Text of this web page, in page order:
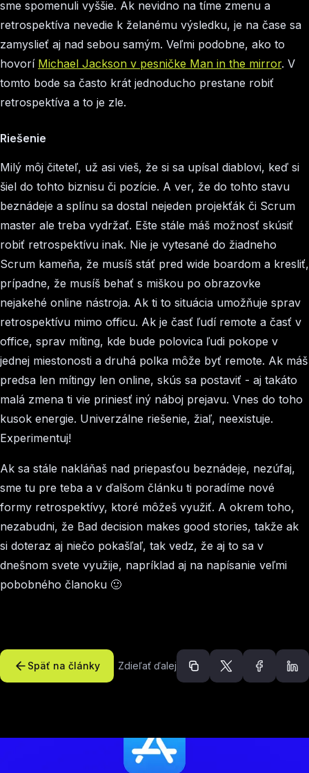
sme spomenuli vyššie. Ak nevidno na tíme zmenu a
retrospektíva nevedie k želanému výsledku, je na čase sa
zamyslieť aj nad sebou samým. Veľmi podobne, ako to
hovorí Michael Jackson v pesničke Man in the mirror. V
tomto bode sa často krát jednoducho prestane robiť
retrospektíva a to je zle.
Riešenie
Milý môj čiteteľ, už asi vieš, že si sa upísal diablovi, keď si
šiel do tohto biznisu či pozície. A ver, že do tohto stavu
beznádeje a splínu sa dostal nejeden projekťák či Scrum
master ale treba vydržať. Ešte stále máš možnosť skúsiť
robiť retrospektívu inak. Nie je vytesané do žiadneho
Scrum kameňa, že musíš stáť pred wide boardom a kresliť,
prípadne, že musíš behať s miškou po obrazovke
nejakehé online nástroja. Ak ti to situácia umožňuje sprav
retrospektívu mimo officu. Ak je časť ľudí remote a časť v
office, sprav míting, kde bude polovica ľudi pokope v
jednej miestonosti a druhá polka môže byť remote. Ak máš
predsa len mítingy len online, skús sa postaviť - aj takáto
malá zmena ti vie priniesť iný náboj prejavu. Vnes do toho
kusok energie. Univerzálne riešenie, žiaľ, neexistuje.
Experimentuj!
Ak sa stále nakláňaš nad priepasťou beznádeje, nezúfaj,
sme tu pre teba a v ďalšom článku ti poradíme nové
formy retrospektívy, ktoré môžeš využiť. A okrem toho,
nezabudni, že Bad decision makes good stories, takže ak
si doteraz aj niečo pokašľaľ, tak vedz, že aj to sa v
dnešnom svete využije, napríklad aj na napísanie veľmi
pobobného članoku 🙂
Späť na články Zdieľať ďalej
Odporúčané články